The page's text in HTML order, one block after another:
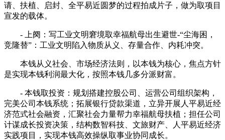
请、扶植、启封、全平易近圆梦的过程拍成片子，做为取项目
宣发的载体。
- 上阕：写工业文明窘境取幸福航母出生避世-“尘海困，
竞隆替”：工业文明陷入物质从义、存量合作、内耗冲突。
本钱从义社会、市场经济法则，以本钱为核心，焦点方针
是实现本钱利润最大化，按照本钱几多分派财富。
- 本钱取投资：规划搭建控股公司、运营公司组织架构，
完美公司本钱系统；拓展银行贷款渠道，立异开展人平易近经
济范式社会融资，汇聚社会力量帮力幸福航母扶植；担任公司
计谋成长投资决策，结构数智科技、文旅财产、人平易近经济
实践项目，实现本钱高效操纵取事业协同成长。